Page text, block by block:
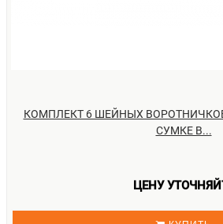
КОМПЛЕКТ 6 ШЕЙНЫХ
СУМКЕ B...
ЦЕНУ